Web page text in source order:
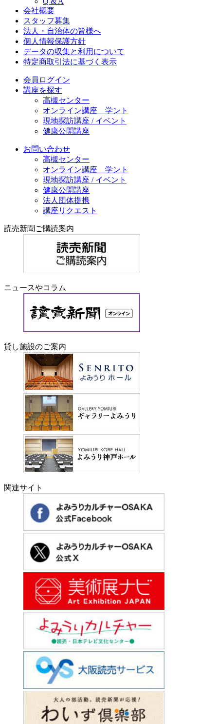
会社概要
スタッフ募集
法人・自治体の皆様へ
個人情報保護方針
データの収集と利用について
特定商取引法に基づく表示
会員ログイン
講座を探す
高槻センター
オンライン講座 学ント
現地探訪講座 / イベント
健康公開講座
お問い合わせ
高槻センター
オンライン講座 学ント
現地探訪講座 / イベント
健康公開講座
法人団体提携
講座リクエスト
読売新聞ご購読案内
ニュースやコラム
貸し施設のご案内
関連サイト